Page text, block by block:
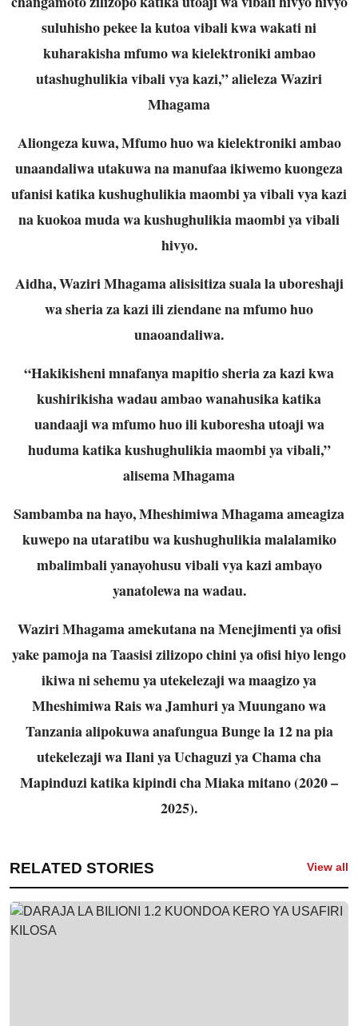
suluhisho pekee la kutoa vibali kwa wakati ni
kuharakisha mfumo wa kielektroniki ambao
utashughulikia vibali vya kazi,” alieleza Waziri
Mhagama
Aliongeza kuwa, Mfumo huo wa kielektroniki ambao
unaandaliwa utakuwa na manufaa ikiwemo kuongeza
ufanisi katika kushughulikia maombi ya vibali vya kazi
na kuokoa muda wa kushughulikia maombi ya vibali
hivyo.
Aidha, Waziri Mhagama alisisitiza suala la uboreshaji
wa sheria za kazi ili ziendane na mfumo huo
unaoandaliwa.
“Hakikisheni mnafanya mapitio sheria za kazi kwa
kushirikisha wadau ambao wanahusika katika
uandaaji wa mfumo huo ili kuboresha utoaji wa
huduma katika kushughulikia maombi ya vibali,”
alisema Mhagama
Sambamba na hayo, Mheshimiwa Mhagama ameagiza
kuwepo na utaratibu wa kushughulikia malalamiko
mbalimbali yanayohusu vibali vya kazi ambayo
yanatolewa na wadau.
Waziri Mhagama amekutana na Menejimenti ya ofisi
yake pamoja na Taasisi zilizopo chini ya ofisi hiyo lengo
ikiwa ni sehemu ya utekelezaji wa maagizo ya
Mheshimiwa Rais wa Jamhuri ya Muungano wa
Tanzania alipokuwa anafungua Bunge la 12 na pia
utekelezaji wa Ilani ya Uchaguzi ya Chama cha
Mapinduzi katika kipindi cha Miaka mitano (2020 –
2025).
RELATED STORIES View all